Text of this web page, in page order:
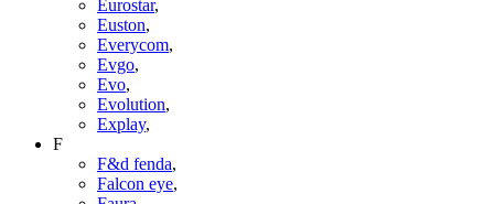
Eurostar,
Euston,
Everycom,
Evgo,
Evo,
Evolution,
Explay,
F
F&d fenda,
Falcon eye,